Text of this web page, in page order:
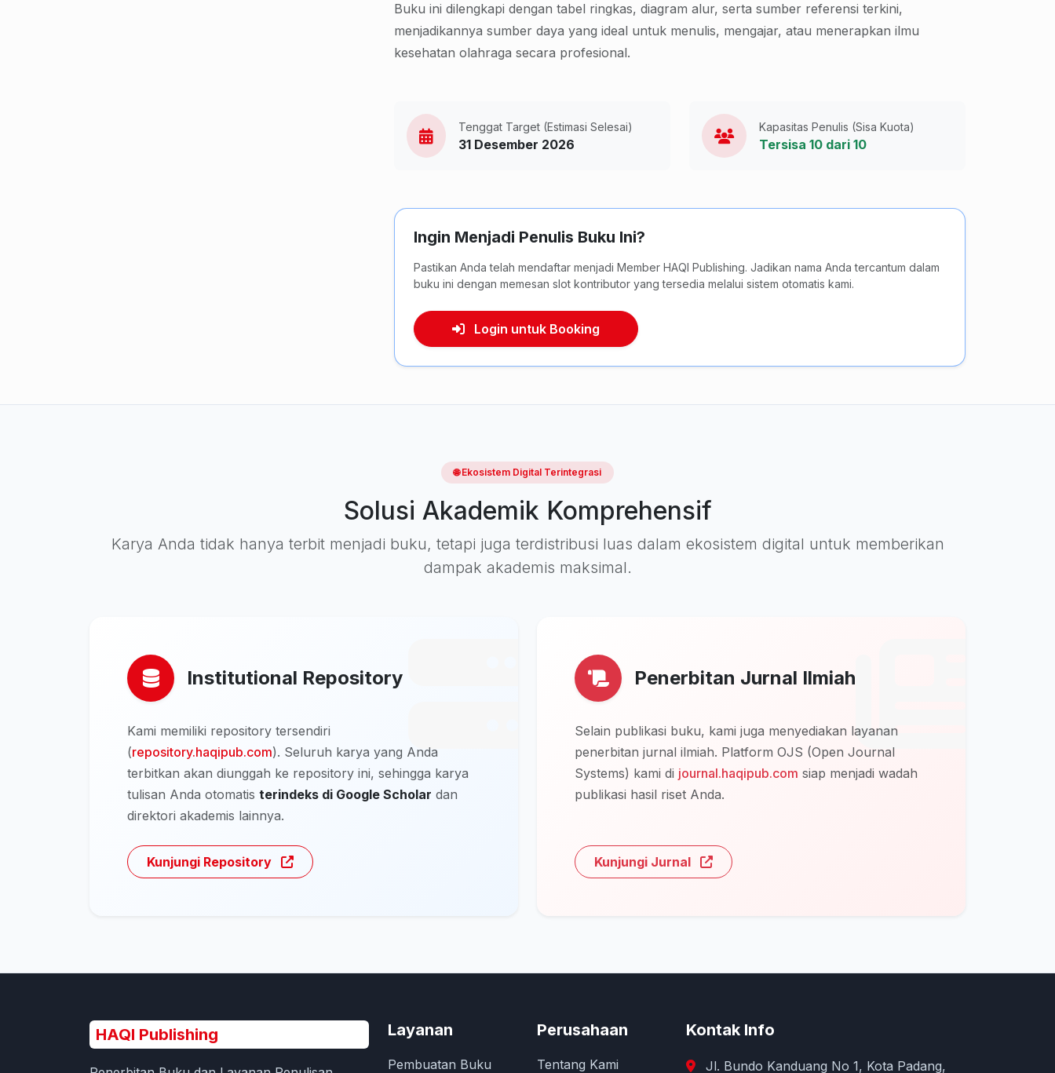
Buku ini dilengkapi dengan tabel ringkas, diagram alur, serta sumber referensi terkini,
menjadikannya sumber daya yang ideal untuk menulis, mengajar, atau menerapkan ilmu
kesehatan olahraga secara profesional.
Tenggat Target (Estimasi Selesai)
31 Desember 2026
Kapasitas Penulis (Sisa Kuota)
Tersisa 10 dari 10
Ingin Menjadi Penulis Buku Ini?
Pastikan Anda telah mendaftar menjadi Member HAQI Publishing. Jadikan nama Anda tercantum dalam
buku ini dengan memesan slot kontributor yang tersedia melalui sistem otomatis kami.
Login untuk Booking
🌐 Ekosistem Digital Terintegrasi
Solusi Akademik Komprehensif
Karya Anda tidak hanya terbit menjadi buku, tetapi juga terdistribusi luas dalam ekosistem digital untuk memberikan
dampak akademis maksimal.
Institutional Repository
Kami memiliki repository tersendiri
(repository.haqipub.com). Seluruh karya yang Anda
terbitkan akan diunggah ke repository ini, sehingga karya
tulisan Anda otomatis terindeks di Google Scholar dan
direktori akademis lainnya.
Kunjungi Repository
Penerbitan Jurnal Ilmiah
Selain publikasi buku, kami juga menyediakan layanan
penerbitan jurnal ilmiah. Platform OJS (Open Journal
Systems) kami di journal.haqipub.com siap menjadi wadah
publikasi hasil riset Anda.
Kunjungi Jurnal
HAQI Publishing Layanan
Pembuatan Buku
Perusahaan
Tentang Kami
Kontak Info
Jl. Bundo Kanduang No 1, Kota Padang,